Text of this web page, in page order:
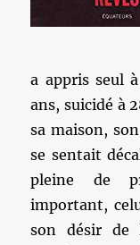
a appris seul
ans, suicidé à
sa maison,
se sentait
pleine de
important,
son désir de